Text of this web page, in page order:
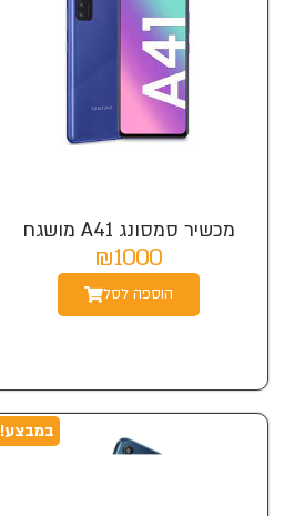
מכשיר סמסונג A41 מושגח
₪1000
הוספה לסל
במבצע!